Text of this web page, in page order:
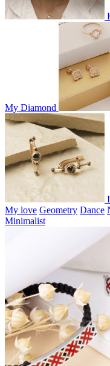
My Diamond
My love Geometry Dance
Minimalist